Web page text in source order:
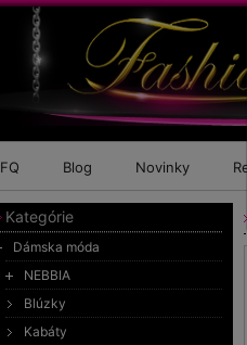
FQ Blog Novinky
Kategórie
Dámska móda
NEBBIA
Blúzky
Kabáty